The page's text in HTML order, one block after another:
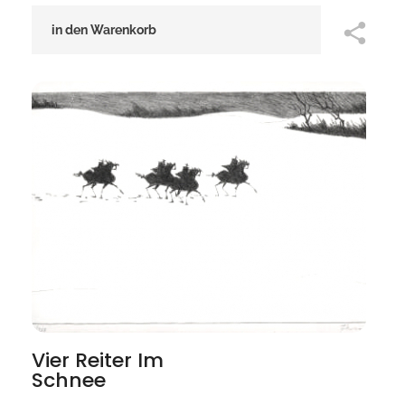
in den Warenkorb
Vier Reiter Im
Schnee